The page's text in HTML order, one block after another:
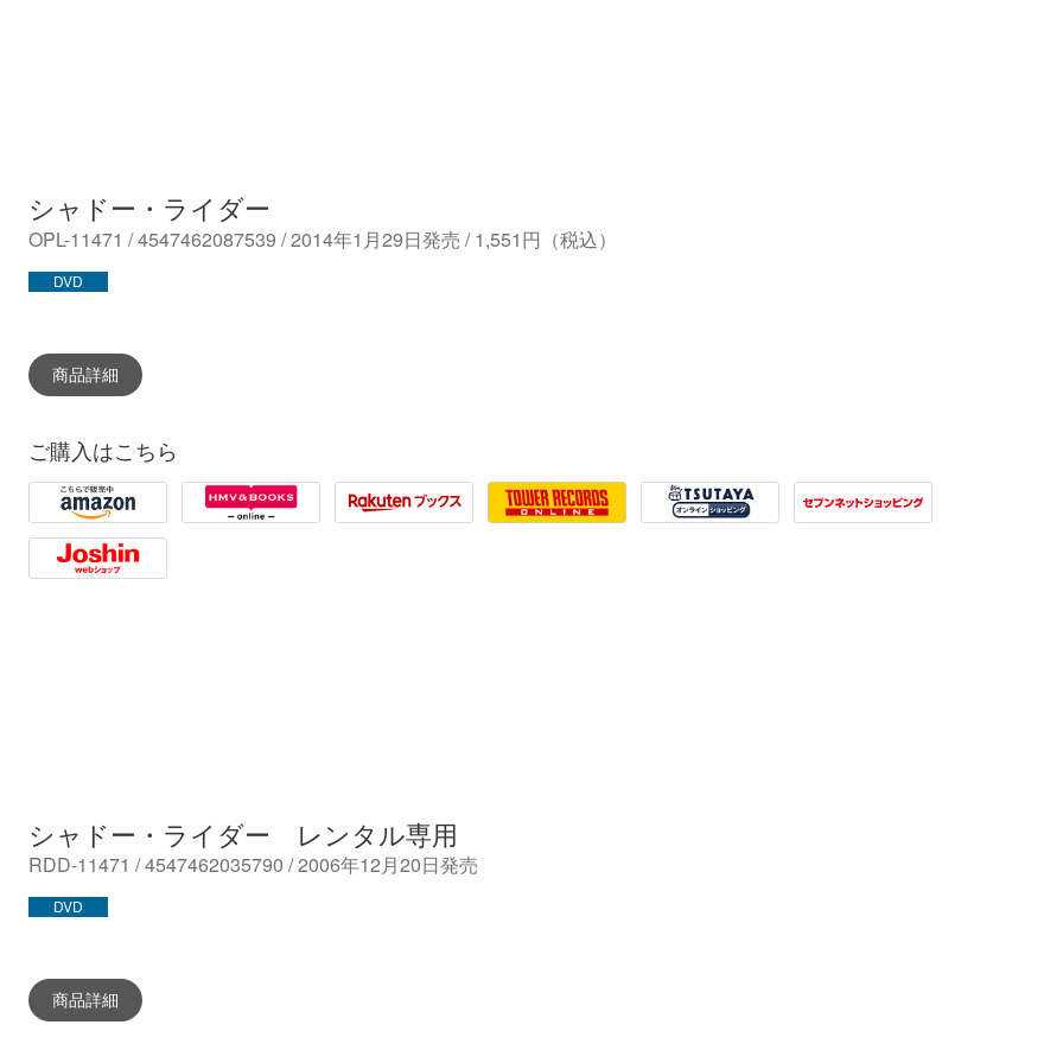
シャドー・ライダー
OPL-11471 / 4547462087539 / 2014年1月29日発売 / 1,551円（税込）
DVD
商品詳細
ご購入はこちら
Amazon HMV Rakuten Tower Records Tsutaya 7net
Joshin
シャドー・ライダー レンタル専用
RDD-11471 / 4547462035790 / 2006年12月20日発売
DVD
商品詳細